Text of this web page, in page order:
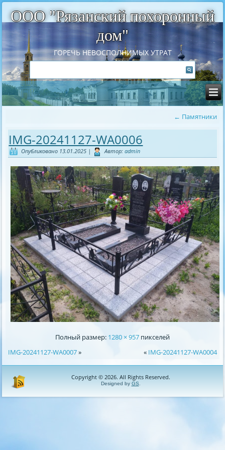
ООО "Рязанский похоронный
дом"
ГОРЕЧЬ НЕВОСПОЛНИМЫХ УТРАТ
← Памятники
IMG-20241127-WA0006
Опубликовано 13.01.2025 | Автор: admin
Полный размер: 1280 × 957 пикселей
IMG-20241127-WA0007» « IMG-20241127-WA0004
Copyright © 2026. All Rights Reserved.
Designed by GS